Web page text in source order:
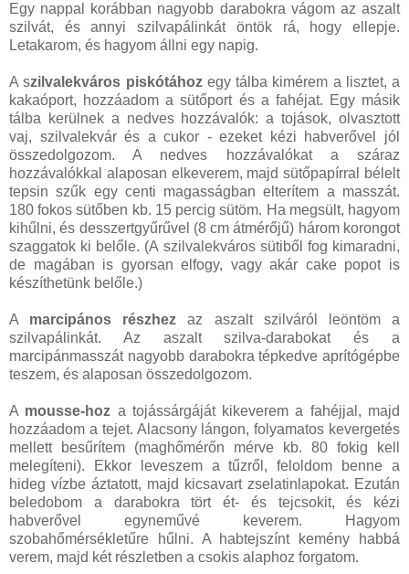
Egy nappal korábban nagyobb darabokra vágom az aszalt
szilvát, és annyi szilvapálinkát öntök rá, hogy ellepje.
Letakarom, és hagyom állni egy napig.
A szilvalekváros piskótáhozegy tálba kimérem a lisztet, a
kakaóport, hozzáadom a sütőport és a fahéjat. Egy másik
tálba kerülnek a nedves hozzávalók: a tojások, olvasztott
vaj, szilvalekvár és a cukor - ezeket kézi habverővel jól
összedolgozom. A nedves hozzávalókat a száraz
hozzávalókkal alaposan elkeverem, majd sütőpapírral bélelt
tepsin szűk egy centi magasságban elterítem a masszát.
180 fokos sütőben kb. 15 percig sütöm. Ha megsült, hagyom
kihűlni, és desszertgyűrűvel (8 cm átmérőjű) három korongot
szaggatok ki belőle. (A szilvalekváros sütiből fog kimaradni,
de magában is gyorsan elfogy, vagy akár cake popot is
készíthetünk belőle.)
A marcipános részhez az aszalt szilváról leöntöm a
szilvapálinkát. Az aszalt szilva-darabokat és a
marcipánmasszát nagyobb darabokra tépkedve aprítógépbe
teszem, és alaposan összedolgozom.
A mousse-hoz a tojássárgáját kikeverem a fahéjjal, majd
hozzáadom a tejet. Alacsony lángon, folyamatos kevergetés
mellett besűrítem (maghőmérőn mérve kb. 80 fokig kell
melegíteni). Ekkor leveszem a tűzről, feloldom benne a
hideg vízbe áztatott, majd kicsavart zselatinlapokat. Ezután
beledobom a darabokra tört ét- és tejcsokit, és kézi
habverővel egyneművé keverem. Hagyom
szobahőmérsékletűre hűlni. A habtejszínt kemény habbá
verem, majd két részletben a csokis alaphoz forgatom.